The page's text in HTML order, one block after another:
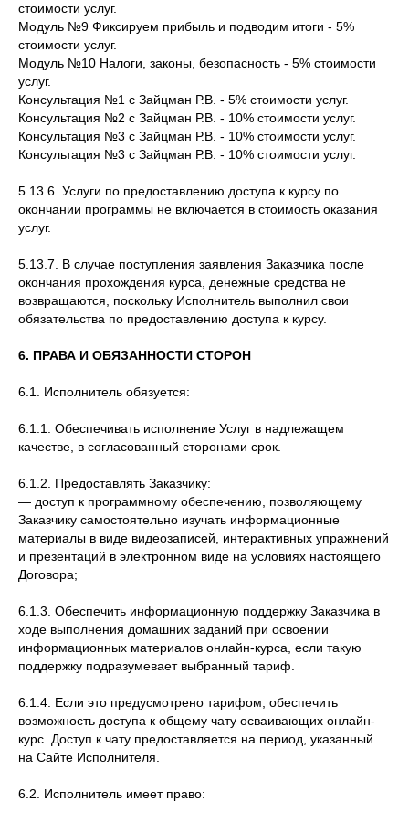
стоимости услуг.
Модуль №9 Фиксируем прибыль и подводим итоги - 5%
стоимости услуг.
Модуль №10 Налоги, законы, безопасность - 5% стоимости
услуг.
Консультация №1 с Зайцман Р.В. - 5% стоимости услуг.
Консультация №2 с Зайцман Р.В. - 10% стоимости услуг.
Консультация №3 с Зайцман Р.В. - 10% стоимости услуг.
Консультация №3 с Зайцман Р.В. - 10% стоимости услуг.
5.13.6. Услуги по предоставлению доступа к курсу по
окончании программы не включается в стоимость оказания
услуг.
5.13.7. В случае поступления заявления Заказчика после
окончания прохождения курса, денежные средства не
возвращаются, поскольку Исполнитель выполнил свои
обязательства по предоставлению доступа к курсу.
6. ПРАВА И ОБЯЗАННОСТИ СТОРОН
6.1. Исполнитель обязуется:
6.1.1. Обеспечивать исполнение Услуг в надлежащем
качестве, в согласованный сторонами срок.
6.1.2. Предоставлять Заказчику:
— доступ к программному обеспечению, позволяющему
Заказчику самостоятельно изучать информационные
материалы в виде видеозаписей, интерактивных упражнений
и презентаций в электронном виде на условиях настоящего
Договора;
6.1.3. Обеспечить информационную поддержку Заказчика в
ходе выполнения домашних заданий при освоении
информационных материалов онлайн-курса, если такую
поддержку подразумевает выбранный тариф.
6.1.4. Если это предусмотрено тарифом, обеспечить
возможность доступа к общему чату осваивающих онлайн-
курс. Доступ к чату предоставляется на период, указанный
на Сайте Исполнителя.
6.2. Исполнитель имеет право: